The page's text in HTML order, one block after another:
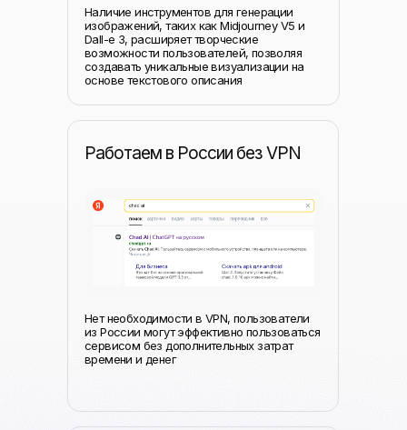
Наличие инструментов для генерации
изображений, таких как Midjourney V5 и
Dall-e 3, расширяет творческие
возможности пользователей, позволяя
создавать уникальные визуализации на
основе текстового описания
Работаем в России без VPN
Нет необходимости в VPN, пользователи
из России могут эффективно пользоваться
сервисом без дополнительных затрат
времени и денег